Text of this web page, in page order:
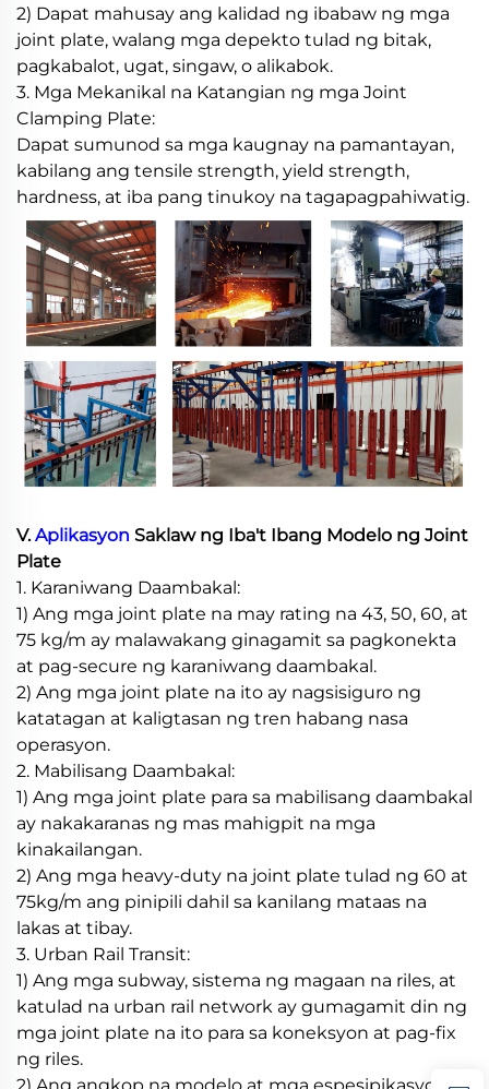
2) Dapat mahusay ang kalidad ng ibabaw ng mga
joint plate, walang mga depekto tulad ng bitak,
pagkabalot, ugat, singaw, o alikabok.
3. Mga Mekanikal na Katangian ng mga Joint
Clamping Plate:
Dapat sumunod sa mga kaugnay na pamantayan,
kabilang ang tensile strength, yield strength,
hardness, at iba pang tinukoy na tagapagpahiwatig.
V.Aplikasyon Saklaw ng Iba't Ibang Modelo ng Joint
Plate
1. Karaniwang Daambakal:
1) Ang mga joint plate na may rating na 43, 50, 60, at
75 kg/m ay malawakang ginagamit sa pagkonekta
at pag-secure ng karaniwang daambakal.
2) Ang mga joint plate na ito ay nagsisiguro ng
katatagan at kaligtasan ng tren habang nasa
operasyon.
2. Mabilisang Daambakal:
1) Ang mga joint plate para sa mabilisang daambakal
ay nakakaranas ng mas mahigpit na mga
kinakailangan.
2) Ang mga heavy-duty na joint plate tulad ng 60 at
75kg/m ang pinipili dahil sa kanilang mataas na
lakas at tibay.
3. Urban Rail Transit:
1) Ang mga subway, sistema ng magaan na riles, at
katulad na urban rail network ay gumagamit din ng
mga joint plate na ito para sa koneksyon at pag-fix
ng riles.